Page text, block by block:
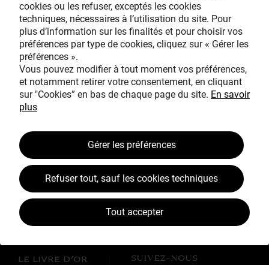
Avec le mécénat
exceptionnel de
L’ŒUVRE À LA LOUPE
JEAN SIMEON CHARDIN
VOS CONTREPARTIES
ACTUALITÉS
LE LIVRE D’OR SUIVEZ-NOUS
cookies ou les refuser, exceptés les cookies
techniques, nécessaires à l’utilisation du site. Pour
plus d’information sur les finalités et pour choisir vos
préférences par type de cookies, cliquez sur « Gérer les
préférences ».
Vous pouvez modifier à tout moment vos préférences,
et notamment retirer votre consentement, en cliquant
sur "Cookies” en bas de chaque page du site. En savoir
plus
Gérer les préférences
Refuser tout, sauf les cookies techniques
Tout accepter